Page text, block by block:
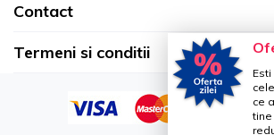
Contact
Termeni si conditii
ce
tine